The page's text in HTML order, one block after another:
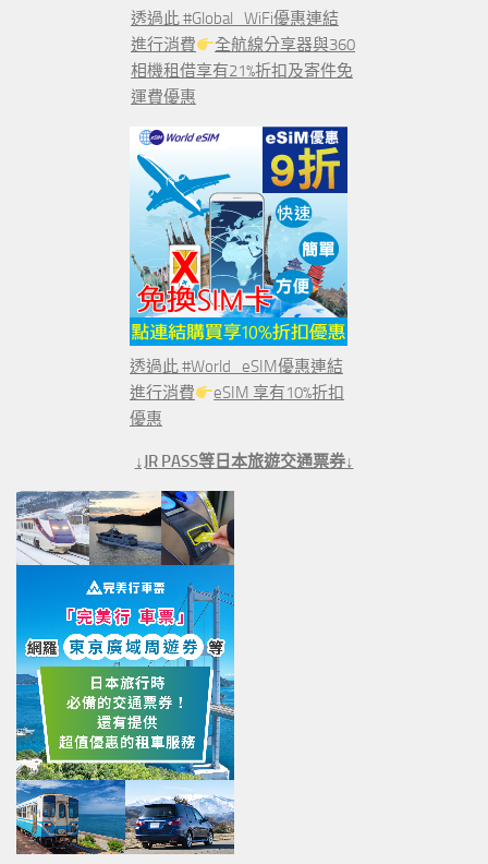
透過此 #Global_WiFi優惠連結
進行消費
全航線分享器與360
相機租借享有21%折扣及寄件免
運費優惠
透過此 #World_eSIM優惠連結
進行消費
eSIM 享有10%折扣
優惠
↓JR PASS等日本旅遊交通票券↓